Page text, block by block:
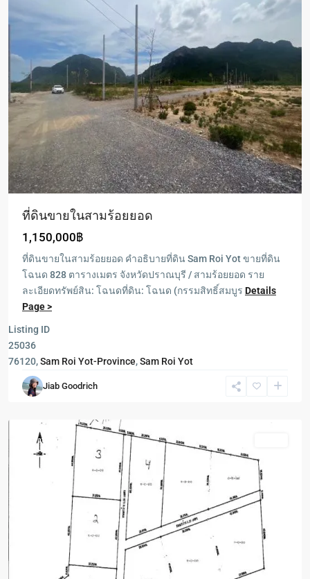
ที่ดินขายในสามร้อยยอด
1,150,000฿
ที่ดินขายในสามร้อยยอด คำอธิบายที่ดิน Sam Roi Yot ขายที่ดิน
โฉนด 828 ตารางเมตร จังหวัดปราณบุรี / สามร้อยยอด ราย
ละเอียดทรัพย์สิน: โฉนดที่ดิน: โฉนด (กรรมสิทธิ์สมบูร Details
Page >
Listing ID
25036
76120,Sam Roi Yot-Province,Sam Roi Yot
Jiab Goodrich
Pranburi
ปากน้ำ
ปราณ
-
Pak
Nam
Featured